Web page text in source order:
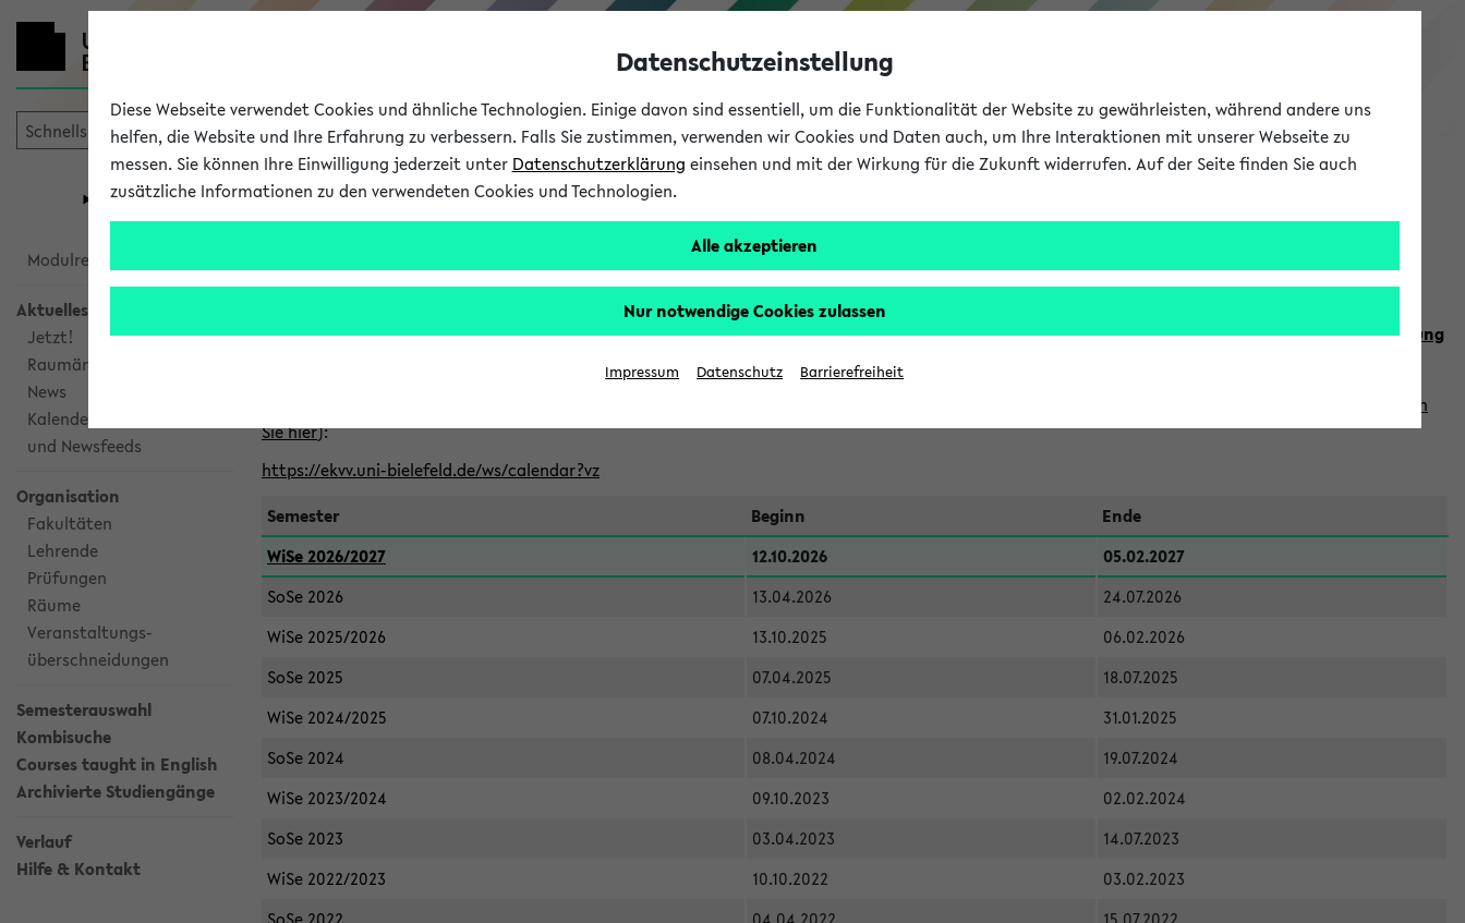
eKVV
Universität Forschung Studium
eKVV
Modulrecherche
Aktuelles
Jetzt!
Raumänderungen
News
Kalenderintegration
und Newsfeeds
Organisation
Fakultäten
Lehrende
Prüfungen
Räume
Veranstaltungs-
überschneidungen
Semesterauswahl
Kombisuche
Courses taught in English
Archivierte Studiengänge
Verlauf
Hilfe & Kontakt
Alle veröffentlichten Semester im eKVV
Klicken Sie auf das Semester, welches Sie für Ihre Sitzung auswählen möchten. Bitte beachten Sie auch die weiteren Termine imKalender der Lehrplanung
finden
Sie hier):
https://ekvv.uni-bielefeld.de/ws/calendar?vz
Semester
Beginn
Ende
WiSe 2026/2027
12.10.2026
05.02.2027
SoSe 2026
13.04.2026
24.07.2026
WiSe 2025/2026
13.10.2025
06.02.2026
SoSe 2025
07.04.2025
18.07.2025
WiSe 2024/2025
07.10.2024
31.01.2025
SoSe 2024
08.04.2024
19.07.2024
WiSe 2023/2024
09.10.2023
02.02.2024
SoSe 2023
03.04.2023
14.07.2023
WiSe 2022/2023
10.10.2022
03.02.2023
Datenschutzeinstellung
Diese Webseite verwendet Cookies und ähnliche Technologien. Einige davon sind essentiell, um die Funktionalität der Website zu gewährleisten, während andere uns
helfen, die Website und Ihre Erfahrung zu verbessern. Falls Sie zustimmen, verwenden wir Cookies und Daten auch, um Ihre Interaktionen mit unserer Webseite zu
messen. Sie können Ihre Einwilligung jederzeit unter Datenschutzerklärung einsehen und mit der Wirkung für die Zukunft widerrufen. Auf der Seite finden Sie auch
zusätzliche Informationen zu den verwendeten Cookies und Technologien.
Alle akzeptieren
Nur notwendige Cookies zulassen
Impressum Datenschutz Barrierefreiheit